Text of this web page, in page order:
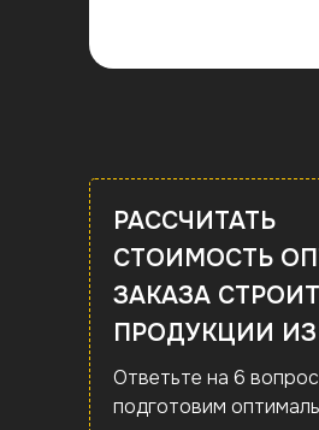
РАССЧИТАТЬ
СТОИМОСТЬ
ЗАКАЗА
ПРОДУКЦИИ ИЗ
Ответьте на 6
подготовим